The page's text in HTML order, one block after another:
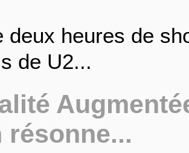
deux heures de
de U2...
résonne...